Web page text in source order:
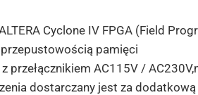
Cyclone IV FPGA (Field
pamięci
przełącznikiem AC115V /
dostarczany jest za dodatkową